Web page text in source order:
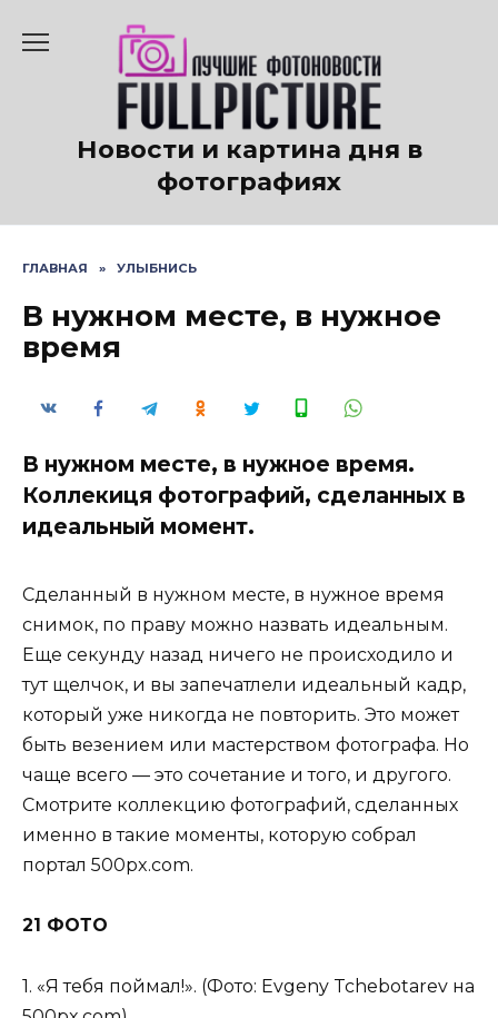
содержанию
Новости и картина дня в
фотографиях
ГЛАВНАЯ » УЛЫБНИСЬ
В нужном месте, в нужное
время
В нужном месте, в нужное время.
Коллекиця фотографий, сделанных в
идеальный момент.
Сделанный в нужном месте, в нужное время
снимок, по праву можно назвать идеальным.
Еще секунду назад ничего не происходило и
тут щелчок, и вы запечатлели идеальный кадр,
который уже никогда не повторить. Это может
быть везением или мастерством фотографа. Но
чаще всего — это сочетание и того, и другого.
Смотрите коллекцию фотографий, сделанных
именно в такие моменты, которую собрал
портал 500px.com.
21 ФОТО
1. «Я тебя поймал!». (Фото: Evgeny Tchebotarev на